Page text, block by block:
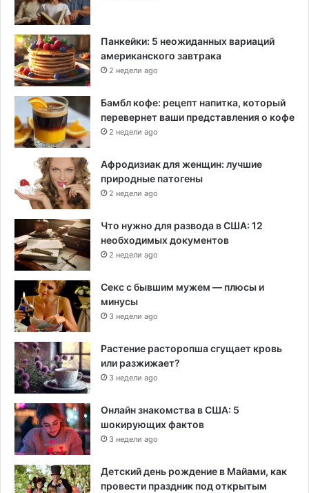
Панкейки: 5 неожиданных вариаций
американского завтрака
2 недели ago
Бамбл кофе: рецепт напитка, который
перевернет ваши представления о кофе
2 недели ago
Афродизиак для женщин: лучшие
природные патогены
2 недели ago
Что нужно для развода в США: 12
необходимых документов
2 недели ago
Секс с бывшим мужем — плюсы и
минусы
3 недели ago
Растение расторопша сгущает кровь
или разжижает?
3 недели ago
Онлайн знакомства в США: 5
шокирующих фактов
3 недели ago
Детский день рождение в Майами, как
провести праздник под открытым